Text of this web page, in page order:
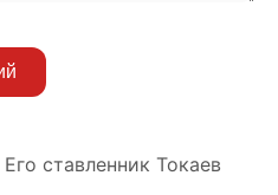
ставленник Токаев